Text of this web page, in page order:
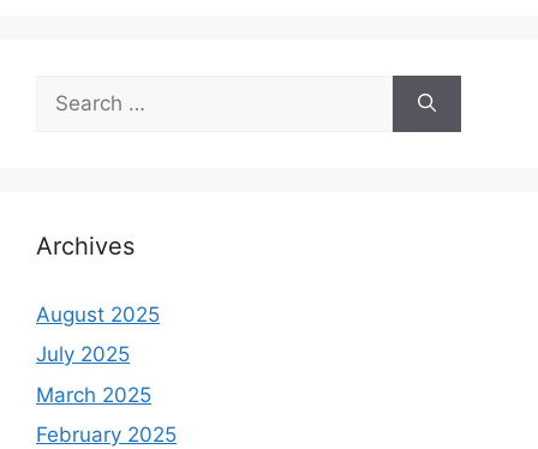
for:
Archives
August 2025
July 2025
March 2025
February 2025